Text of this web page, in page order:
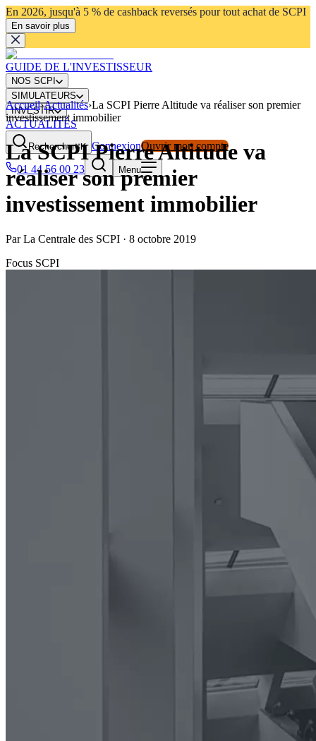
En 2026, jusqu'à 5 % de cashback reversés pour tout achat de SCPI
En savoir plus
GUIDE DE L'INVESTISSEUR
NOS SCPI
SIMULATEURS
INVESTIR
ACTUALITÉS
Rechercher⌘K ConnexionOuvrir mon compte
01 44 56 00 23
Menu
Accueil›Actualités›La SCPI Pierre Altitude va réaliser son premier
investissement immobilier
La SCPI Pierre Altitude va
réaliser son premier
investissement immobilier
Par La Centrale des SCPI · 8 octobre 2019
Focus SCPI